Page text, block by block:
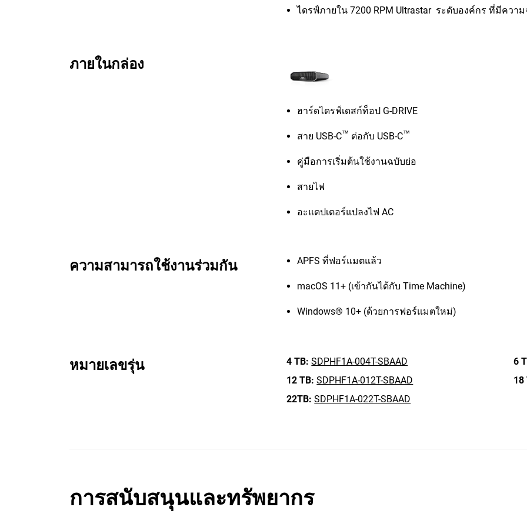
ไดรฟ์ภายใน 7200 RPM Ultrastar ระดับองค์กร ที่มีความ
ภายในกล่อง
ฮาร์ดไดรฟ์เดสก์ท็อป G-DRIVE
สาย USB-C™ ต่อกับ USB-C™
คู่มือการเริ่มต้นใช้งานฉบับย่อ
สายไฟ
อะแดปเตอร์แปลงไฟ AC
ความสามารถใช้งานร่วมกัน APFS ที่ฟอร์แมตแล้ว
macOS 11+ (เข้ากันได้กับ Time Machine)
Windows® 10+ (ด้วยการฟอร์แมตใหม่)
หมายเลขรุ่น 4 TB: SDPHF1A-004T-SBAAD
6
12 TB: SDPHF1A-012T-SBAAD
18
22TB: SDPHF1A-022T-SBAAD
การสนับสนุนและทรัพยากร